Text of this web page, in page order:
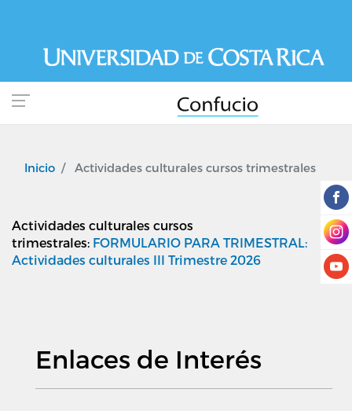
contenido
principal
Inicio Actividades culturales cursos trimestrales
Actividades culturales cursos
trimestrales: FORMULARIO PARA TRIMESTRAL:
Actividades culturales III Trimestre 2026
Enlaces de Interés